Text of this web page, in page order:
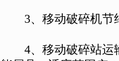
3、移动破碎机节
4、移动破碎站运